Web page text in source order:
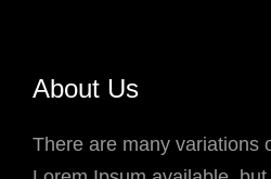
About Us
There are many variations